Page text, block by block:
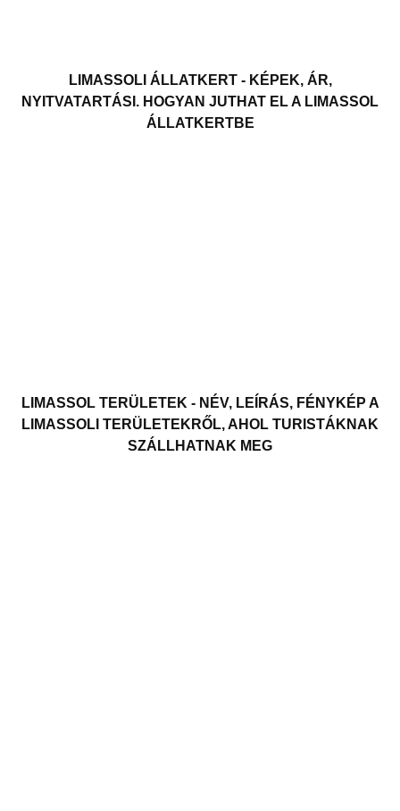
LIMASSOLI ÁLLATKERT - KÉPEK, ÁR,
NYITVATARTÁSI. HOGYAN JUTHAT EL A LIMASSOL
ÁLLATKERTBE
LIMASSOL TERÜLETEK - NÉV, LEÍRÁS, FÉNYKÉP A
LIMASSOLI TERÜLETEKRŐL, AHOL TURISTÁKNAK
SZÁLLHATNAK MEG